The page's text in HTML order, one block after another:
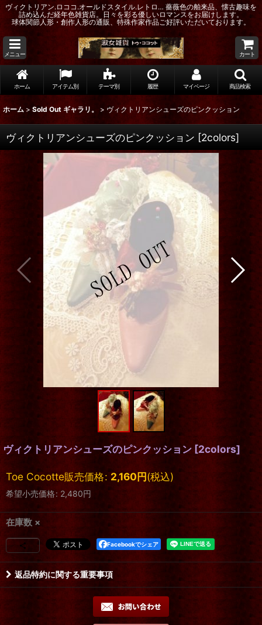
ヴィクトリアン.ロココ.オールドスタイル.レトロ… 薔薇色の舶来品、懐古趣味を
詰め込んだ経年色雑貨店。日々を彩る優しいロマンスをお届けします。
球体関節人形・創作人形の通販、特殊作家作品ご好評いただいております。
メニュー カート
ホーム アイテム別 テーマ別 履歴 マイページ 商品検索
ホーム > Sold Out ギャラリ。 > ヴィクトリアンシューズのピンクッション
ヴィクトリアンシューズのピンクッション [2colors]
ヴィクトリアンシューズのピンクッション [2colors]
Toe Cocotte販売価格: 2,160円(税込)
希望小売価格: 2,480円
在庫数 ×
Facebookでシェア
返品特約に関する重要事項